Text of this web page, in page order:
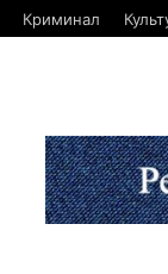
Криминал